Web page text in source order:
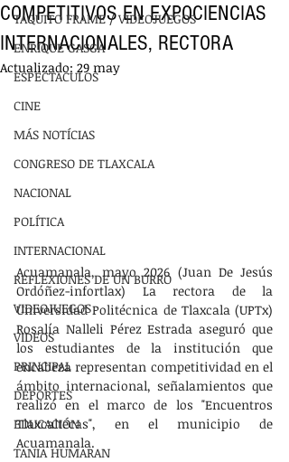
TAQUITO FRAME / VIDEOJUEGOS
ENRIQUE GASGA
ESPECTACULOS
CINE
MÁS NOTÍCIAS
CONGRESO DE TLAXCALA
NACIONAL
POLÍTICA
INTERNACIONAL
REFLEXIONES DE UN BURRO
VIDEOJUEGOS
VIDEOS
PRINCIPAL
DEPORTES
EDUCACIÓN
TANIA HUMARAN
COMPETITIVOS EN EXPOCIENCIAS
INTERNACIONALES, RECTORA
Actualizado: 29 may
Acuamanala, mayo 2026 (Juan De Jesús
Ordóñez-infortlax) La rectora de la
Universidad Politécnica de Tlaxcala (UPTx)
Rosalía Nalleli Pérez Estrada aseguró que
los estudiantes de la institución que
encabeza representan competitividad en el
ámbito internacional, señalamientos que
realizó en el marco de los "Encuentros
Tlaxcaltecas", en el municipio de
Acuamanala.